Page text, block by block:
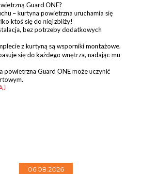
Guard ONE?
– kurtyna powietrzna uruchamia się
ktoś się do niej zbliży!
bez potrzeby dodatkowych
z kurtyną są wsporniki montażowe.
się do każdego wnętrza, nadając mu
powietrzna Guard ONE może uczynić
06.08.2026